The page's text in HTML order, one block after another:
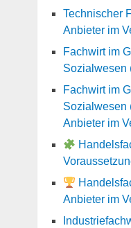
Technischer
Anbieter im
Fachwirt im
Sozialwesen
Fachwirt im
Sozialwesen
Anbieter im
Anbieter im